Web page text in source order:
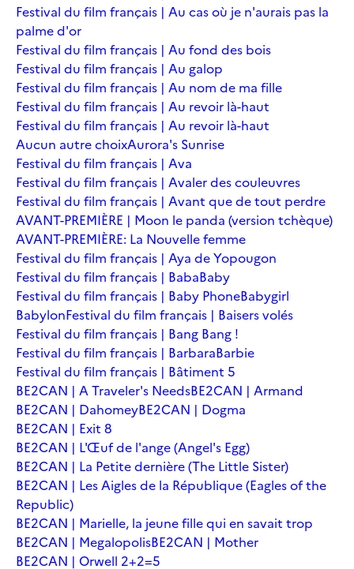
Festival du film français | Au cas où je n'aurais pas la
palme d'or
Festival du film français | Au fond des bois
Festival du film français | Au galop
Festival du film français | Au nom de ma fille
Festival du film français | Au revoir là-haut
Festival du film français | Au revoir là-haut
Aucun autre choixAurora's Sunrise
Festival du film français | Ava
Festival du film français | Avaler des couleuvres
Festival du film français | Avant que de tout perdre
AVANT-PREMIÈRE | Moon le panda (version tchèque)
AVANT-PREMIÈRE: La Nouvelle femme
Festival du film français | Aya de Yopougon
Festival du film français | BabaBaby
Festival du film français | Baby PhoneBabygirl
BabylonFestival du film français | Baisers volés
Festival du film français | Bang Bang !
Festival du film français | BarbaraBarbie
Festival du film français | Bâtiment 5
BE2CAN | A Traveler's NeedsBE2CAN | Armand
BE2CAN | DahomeyBE2CAN | Dogma
BE2CAN | Exit 8
BE2CAN | L'Œuf de l'ange (Angel's Egg)
BE2CAN | La Petite dernière (The Little Sister)
BE2CAN | Les Aigles de la République (Eagles of the
Republic)
BE2CAN | Marielle, la jeune fille qui en savait trop
BE2CAN | MegalopolisBE2CAN | Mother
BE2CAN | Orwell 2+2=5